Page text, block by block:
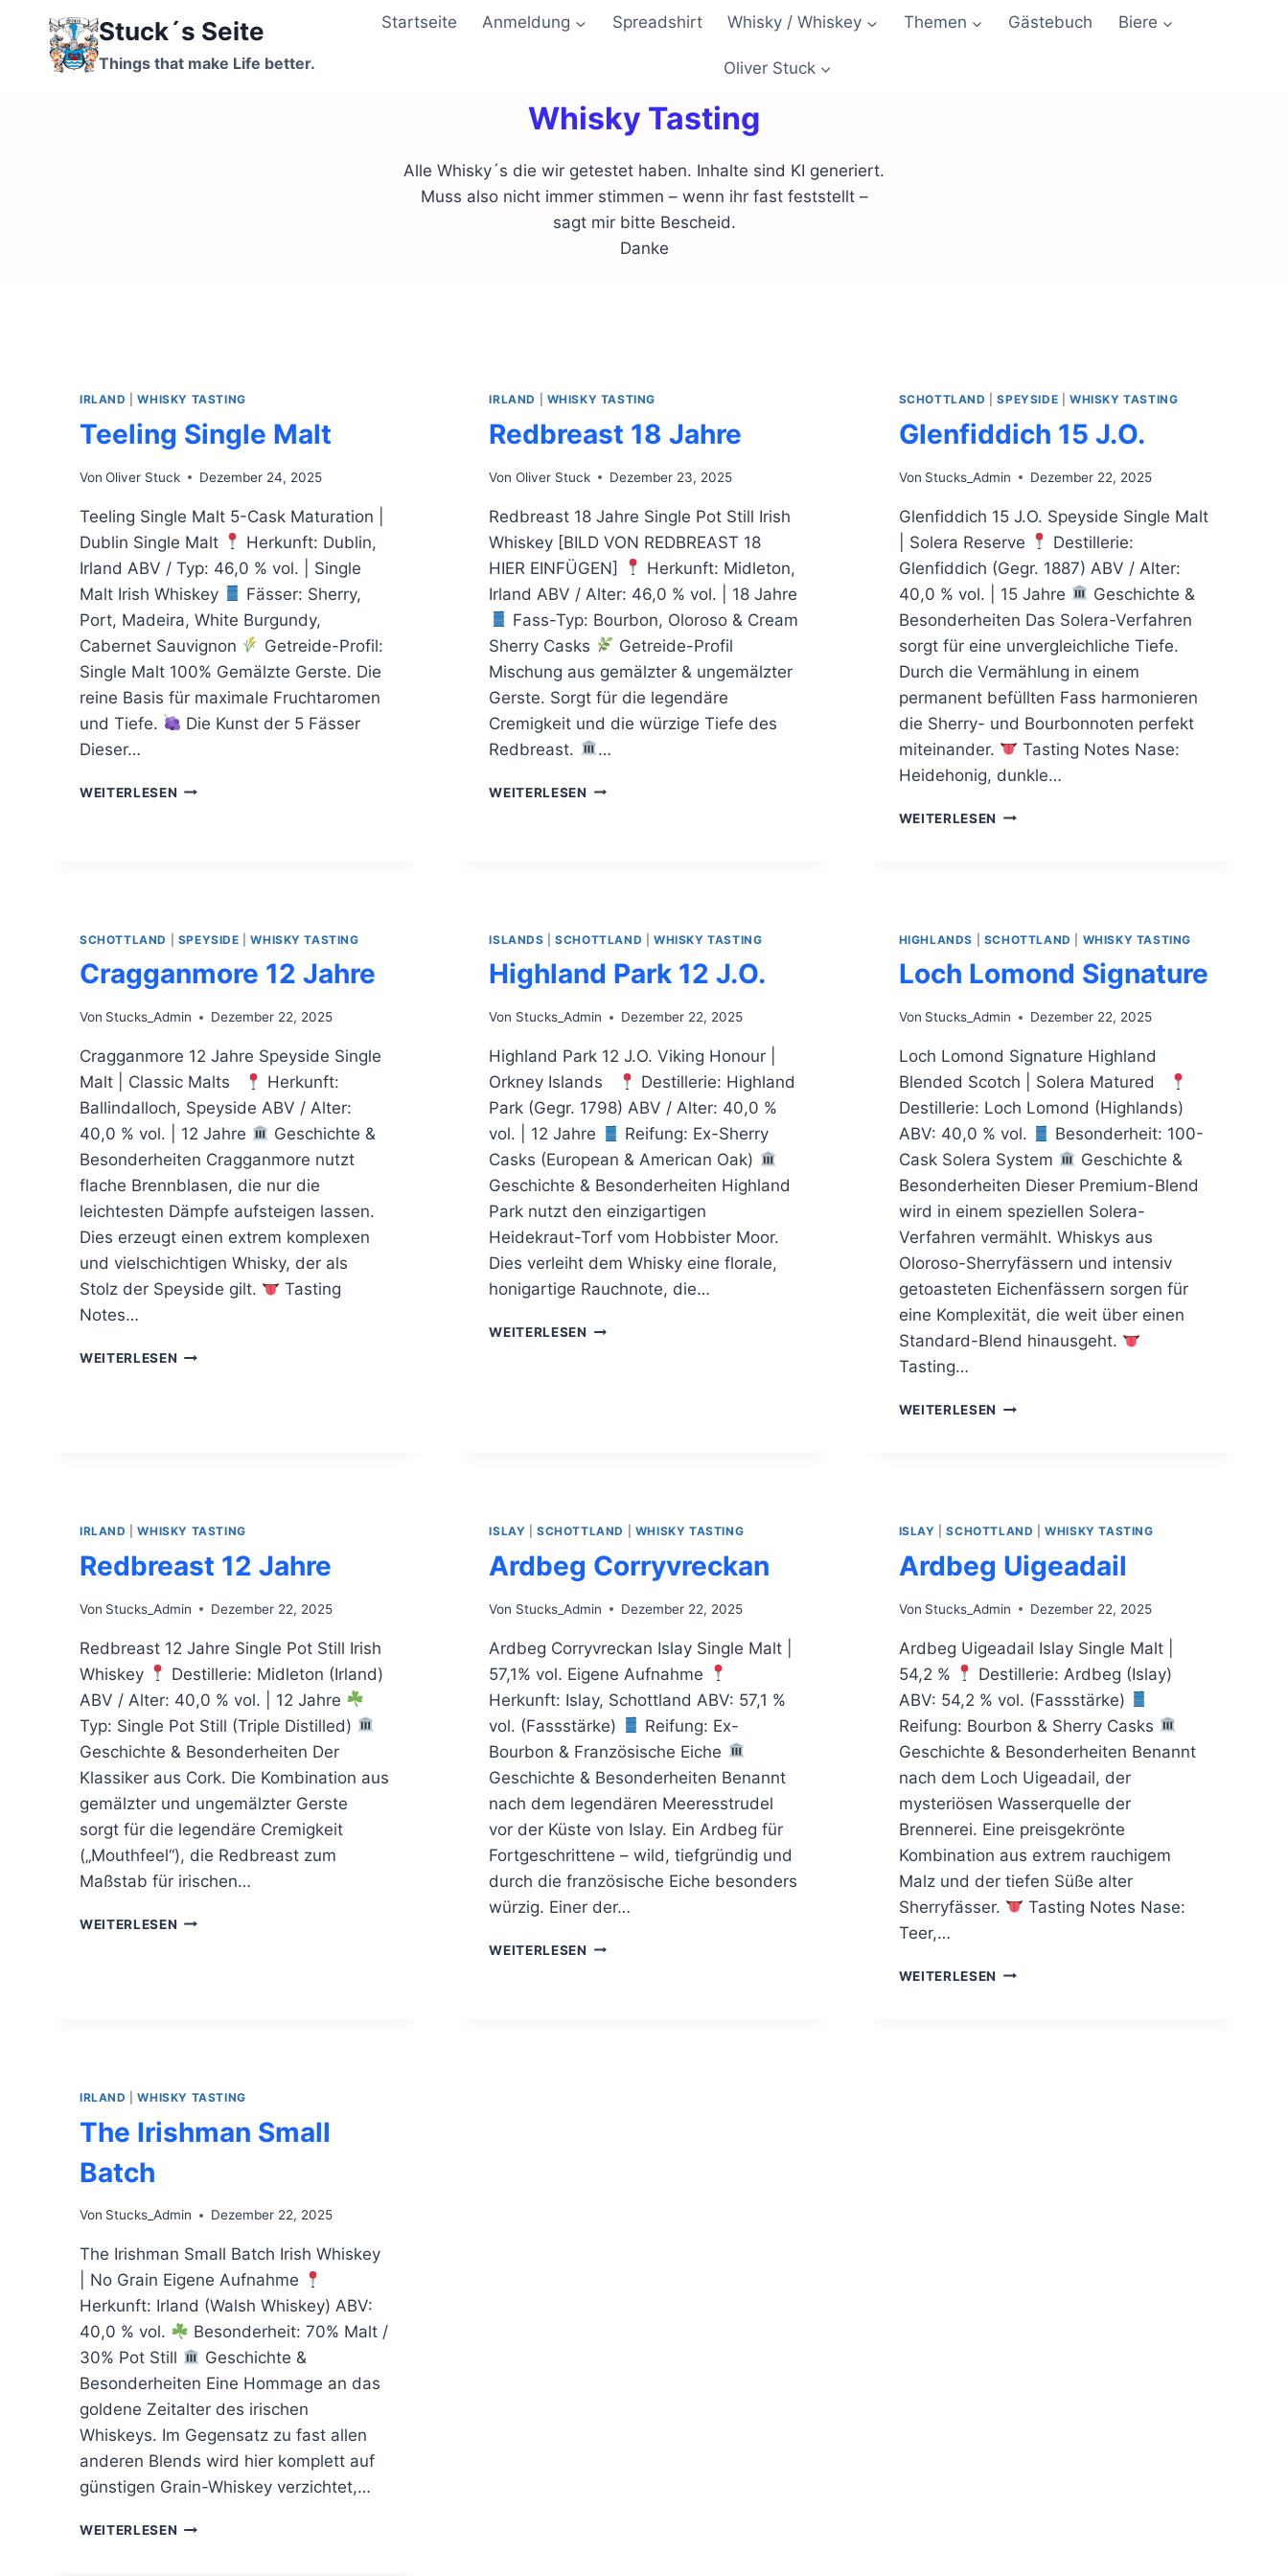
springen
Stuck´s Seite
Things that make Life better.
Startseite Anmeldung Spreadshirt Whisky / Whiskey Themen Gästebuch Biere
Oliver Stuck
Whisky Tasting
Alle Whisky´s die wir getestet haben. Inhalte sind KI generiert.
Muss also nicht immer stimmen – wenn ihr fast feststellt –
sagt mir bitte Bescheid.
Danke
IRLAND |WHISKY TASTING
Teeling Single Malt
Von Oliver Stuck Dezember 24, 2025
Teeling Single Malt 5-Cask Maturation |
Dublin Single Malt
Herkunft: Dublin,
Irland ABV / Typ: 46,0 % vol. | Single
Malt Irish Whiskey
Fässer: Sherry,
Port, Madeira, White Burgundy,
Cabernet Sauvignon
Getreide-Profil:
Single Malt 100% Gemälzte Gerste. Die
reine Basis für maximale Fruchtaromen
und Tiefe.
Die Kunst der 5 Fässer
Dieser…
WEITERLESEN TEELING
IRLAND WHISKY TASTING
Redbreast 18 Jahre
Von Oliver Stuck Dezember 23, 2025
Redbreast 18 Jahre Single Pot Still Irish
Whiskey [BILD VON REDBREAST 18
HIER EINFÜGEN]
Herkunft: Midleton,
Irland ABV / Alter: 46,0 % vol. | 18 Jahre
Fass-Typ: Bourbon, Oloroso & Cream
Sherry Casks
Getreide-Profil
Mischung aus gemälzter & ungemälzter
Gerste. Sorgt für die legendäre
Cremigkeit und die würzige Tiefe des
Redbreast.
…
WEITERLESEN REDBREAST
SCHOTTLAND |SPEYSIDE WHISKY TASTING
Glenfiddich 15 J.O.
Von Stucks_Admin Dezember 22, 2025
Glenfiddich 15 J.O. Speyside Single Malt
| Solera Reserve
Destillerie:
Glenfiddich (Gegr. 1887) ABV / Alter:
40,0 % vol. | 15 Jahre
Geschichte &
Besonderheiten Das Solera-Verfahren
sorgt für eine unvergleichliche Tiefe.
Durch die Vermählung in einem
permanent befüllten Fass harmonieren
die Sherry- und Bourbonnoten perfekt
miteinander.
Tasting Notes Nase:
Heidehonig, dunkle…
WEITERLESEN GLENFIDDICH
SCHOTTLAND SPEYSIDE |WHISKY TASTING
Cragganmore 12 Jahre
Von Stucks_Admin Dezember 22, 2025
Cragganmore 12 Jahre Speyside Single
Malt | Classic Malts
Herkunft:
Ballindalloch, Speyside ABV / Alter:
40,0 % vol. | 12 Jahre
Geschichte &
Besonderheiten Cragganmore nutzt
flache Brennblasen, die nur die
leichtesten Dämpfe aufsteigen lassen.
Dies erzeugt einen extrem komplexen
und vielschichtigen Whisky, der als
Stolz der Speyside gilt.
Tasting
Notes…
WEITERLESEN CRAGGANMORE
ISLANDS |SCHOTTLAND |WHISKY TASTING
Highland Park 12 J.O.
Von Stucks_Admin Dezember 22, 2025
Highland Park 12 J.O. Viking Honour |
Orkney Islands
Destillerie: Highland
Park (Gegr. 1798) ABV / Alter: 40,0 %
vol. | 12 Jahre
Reifung: Ex-Sherry
Casks (European & American Oak)
Geschichte & Besonderheiten Highland
Park nutzt den einzigartigen
Heidekraut-Torf vom Hobbister Moor.
Dies verleiht dem Whisky eine florale,
honigartige Rauchnote, die…
WEITERLESEN HIGHLAND
HIGHLANDS SCHOTTLAND WHISKY TASTING
Loch Lomond Signature
Von Stucks_Admin Dezember 22, 2025
Loch Lomond Signature Highland
Blended Scotch | Solera Matured
Destillerie: Loch Lomond (Highlands)
ABV: 40,0 % vol.
Besonderheit: 100-
Cask Solera System
Geschichte &
Besonderheiten Dieser Premium-Blend
wird in einem speziellen Solera-
Verfahren vermählt. Whiskys aus
Oloroso-Sherryfässern und intensiv
getoasteten Eichenfässern sorgen für
eine Komplexität, die weit über einen
Standard-Blend hinausgeht.
Tasting…
WEITERLESEN LOCH
IRLAND |WHISKY TASTING
Redbreast 12 Jahre
Von Stucks_Admin Dezember 22, 2025
Redbreast 12 Jahre Single Pot Still Irish
Whiskey
Destillerie: Midleton (Irland)
ABV / Alter: 40,0 % vol. | 12 Jahre
Typ: Single Pot Still (Triple Distilled)
Geschichte & Besonderheiten Der
Klassiker aus Cork. Die Kombination aus
gemälzter und ungemälzter Gerste
sorgt für die legendäre Cremigkeit
(„Mouthfeel“), die Redbreast zum
Maßstab für irischen…
WEITERLESEN REDBREAST
ISLAY |SCHOTTLAND WHISKY TASTING
Ardbeg Corryvreckan
Von Stucks_Admin Dezember 22, 2025
Ardbeg Corryvreckan Islay Single Malt |
57,1% vol. Eigene Aufnahme
Herkunft: Islay, Schottland ABV: 57,1 %
vol. (Fassstärke)
Reifung: Ex-
Bourbon & Französische Eiche
Geschichte & Besonderheiten Benannt
nach dem legendären Meeresstrudel
vor der Küste von Islay. Ein Ardbeg für
Fortgeschrittene – wild, tiefgründig und
durch die französische Eiche besonders
würzig. Einer der…
WEITERLESEN ARDBEG
ISLAY |SCHOTTLAND |WHISKY TASTING
Ardbeg Uigeadail
Von Stucks_Admin Dezember 22, 2025
Ardbeg Uigeadail Islay Single Malt |
54,2 %
Destillerie: Ardbeg (Islay)
ABV: 54,2 % vol. (Fassstärke)
Reifung: Bourbon & Sherry Casks
Geschichte & Besonderheiten Benannt
nach dem Loch Uigeadail, der
mysteriösen Wasserquelle der
Brennerei. Eine preisgekrönte
Kombination aus extrem rauchigem
Malz und der tiefen Süße alter
Sherryfässer.
Tasting Notes Nase:
Teer,…
WEITERLESEN ARDBEG
IRLAND |WHISKY TASTING
The Irishman Small
Batch
Von Stucks_Admin Dezember 22, 2025
The Irishman Small Batch Irish Whiskey
| No Grain Eigene Aufnahme
Herkunft: Irland (Walsh Whiskey) ABV:
40,0 % vol.
Besonderheit: 70% Malt /
30% Pot Still
Geschichte &
Besonderheiten Eine Hommage an das
goldene Zeitalter des irischen
Whiskeys. Im Gegensatz zu fast allen
anderen Blends wird hier komplett auf
günstigen Grain-Whiskey verzichtet,…
WEITERLESEN THE